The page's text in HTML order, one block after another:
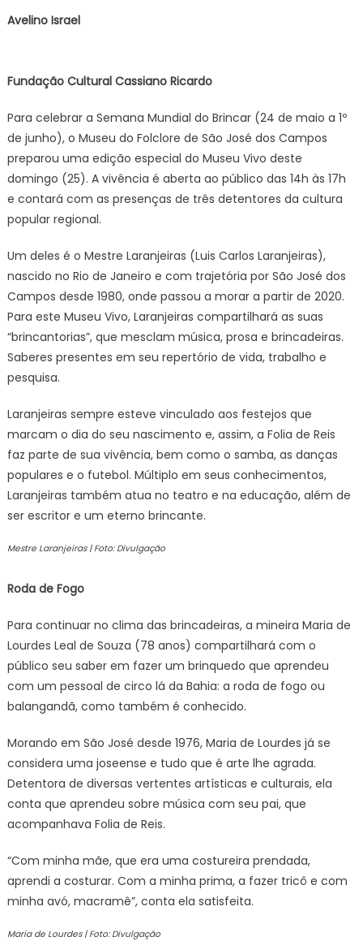
Semana
do
Brincar
Avelino Israel
Fundação Cultural Cassiano Ricardo
Para celebrar a Semana Mundial do Brincar (24 de maio a 1º
de junho), o Museu do Folclore de São José dos Campos
preparou uma edição especial do Museu Vivo deste
domingo (25). A vivência é aberta ao público das 14h às 17h
e contará com as presenças de três detentores da cultura
popular regional.
Um deles é o Mestre Laranjeiras (Luis Carlos Laranjeiras),
nascido no Rio de Janeiro e com trajetória por São José dos
Campos desde 1980, onde passou a morar a partir de 2020.
Para este Museu Vivo, Laranjeiras compartilhará as suas
“brincantorias”, que mesclam música, prosa e brincadeiras.
Saberes presentes em seu repertório de vida, trabalho e
pesquisa.
Laranjeiras sempre esteve vinculado aos festejos que
marcam o dia do seu nascimento e, assim, a Folia de Reis
faz parte de sua vivência, bem como o samba, as danças
populares e o futebol. Múltiplo em seus conhecimentos,
Laranjeiras também atua no teatro e na educação, além de
ser escritor e um eterno brincante.
Mestre Laranjeiras | Foto: Divulgação
Roda de Fogo
Para continuar no clima das brincadeiras, a mineira Maria de
Lourdes Leal de Souza (78 anos) compartilhará com o
público seu saber em fazer um brinquedo que aprendeu
com um pessoal de circo lá da Bahia: a roda de fogo ou
balangandã, como também é conhecido.
Morando em São José desde 1976, Maria de Lourdes já se
considera uma joseense e tudo que é arte lhe agrada.
Detentora de diversas vertentes artísticas e culturais, ela
conta que aprendeu sobre música com seu pai, que
acompanhava Folia de Reis.
“Com minha mãe, que era uma costureira prendada,
aprendi a costurar. Com a minha prima, a fazer tricô e com
minha avó, macramê”, conta ela satisfeita.
Maria de Lourdes | Foto: Divulgação